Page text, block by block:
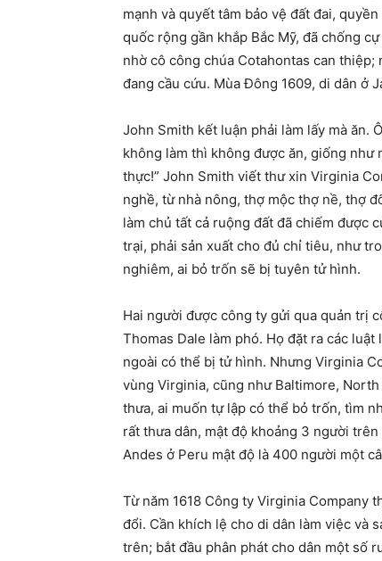
mạnh và quyết tâm bảo vệ đất đai,
quốc rộng gần khắp Bắc Mỹ, đã chống
nhờ cô công chúa Cotahontas can
đang cầu cứu. Mùa Đông 1609, di dân ở
John Smith kết luận phải làm lấy mà ăn.
không làm thì không được ăn, giống như
thực!” John Smith viết thư xin Virginia
nghề, từ nhà nông, thợ mộc thợ nề, thợ
làm chủ tất cả ruộng đất đã chiếm được
trại, phải sản xuất cho đủ chỉ tiêu, như
nghiêm, ai bỏ trốn sẽ bị tuyên tử hình.
Hai người được công ty gửi qua quản trị
Thomas Dale làm phó. Họ đặt ra các
ngoài có thể bị tử hình. Nhưng Virginia
vùng Virginia, cũng như Baltimore,
thưa, ai muốn tự lập có thể bỏ trốn, tìm
rất thưa dân, mật độ khoảng 3 người
Andes ở Peru mật độ là 400 người một
Từ năm 1618 Công ty Virginia Company
đổi. Cần khích lệ cho di dân làm việc và
trên; bắt đầu phân phát cho dân một số